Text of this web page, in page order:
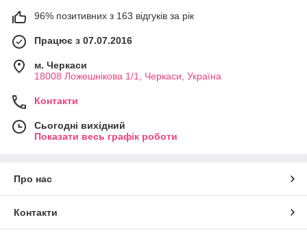
96% позитивних з 163 відгуків за рік
Працює з 07.07.2016
м. Черкаси
18008 Ложешнікова 1/1, Черкаси, Україна
Контакти
Сьогодні вихідний
Показати весь графік роботи
Про нас
Контакти